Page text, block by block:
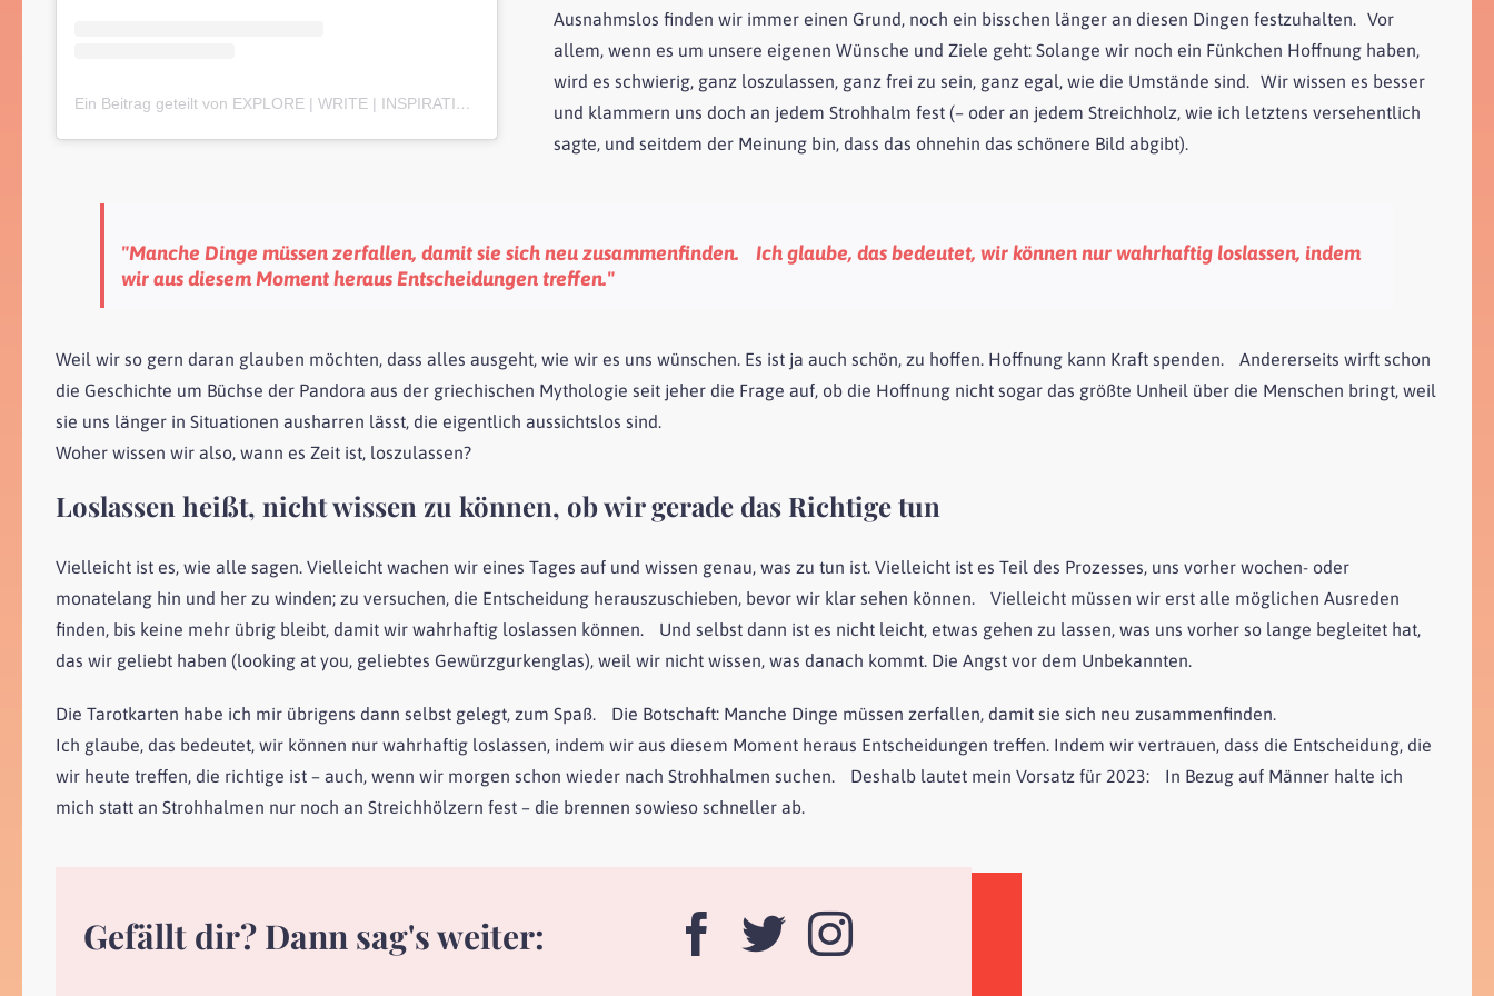
Ein Beitrag geteilt von EXPLORE | WRITE | INSPIRATION (@kimjzumdiek)
Ausnahmslos finden wir immer einen Grund, noch ein bisschen länger an diesen Dingen festzuhalten. Vor
allem, wenn es um unsere eigenen Wünsche und Ziele geht: Solange wir noch ein Fünkchen Hoffnung haben,
wird es schwierig, ganz loszulassen, ganz frei zu sein, ganz egal, wie die Umstände sind. Wir wissen es besser
und klammern uns doch an jedem Strohhalm fest (– oder an jedem Streichholz, wie ich letztens versehentlich
sagte, und seitdem der Meinung bin, dass das ohnehin das schönere Bild abgibt).
"Manche Dinge müssen zerfallen, damit sie sich neu zusammenfinden. Ich glaube, das bedeutet, wir können nur wahrhaftig loslassen, indem
wir aus diesem Moment heraus Entscheidungen treffen."
Weil wir so gern daran glauben möchten, dass alles ausgeht, wie wir es uns wünschen. Es ist ja auch schön, zu hoffen. Hoffnung kann Kraft spenden. Andererseits wirft schon
die Geschichte um Büchse der Pandora aus der griechischen Mythologie seit jeher die Frage auf, ob die Hoffnung nicht sogar das größte Unheil über die Menschen bringt, weil
sie uns länger in Situationen ausharren lässt, die eigentlich aussichtslos sind.
Woher wissen wir also, wann es Zeit ist, loszulassen?
Loslassen heißt, nicht wissen zu können, ob wir gerade das Richtige tun
Vielleicht ist es, wie alle sagen. Vielleicht wachen wir eines Tages auf und wissen genau, was zu tun ist. Vielleicht ist es Teil des Prozesses, uns vorher wochen- oder
monatelang hin und her zu winden; zu versuchen, die Entscheidung herauszuschieben, bevor wir klar sehen können. Vielleicht müssen wir erst alle möglichen Ausreden
finden, bis keine mehr übrig bleibt, damit wir wahrhaftig loslassen können. Und selbst dann ist es nicht leicht, etwas gehen zu lassen, was uns vorher so lange begleitet hat,
das wir geliebt haben (looking at you, geliebtes Gewürzgurkenglas), weil wir nicht wissen, was danach kommt. Die Angst vor dem Unbekannten.
Die Tarotkarten habe ich mir übrigens dann selbst gelegt, zum Spaß. Die Botschaft: Manche Dinge müssen zerfallen, damit sie sich neu zusammenfinden.
Ich glaube, das bedeutet, wir können nur wahrhaftig loslassen, indem wir aus diesem Moment heraus Entscheidungen treffen. Indem wir vertrauen, dass die Entscheidung, die
wir heute treffen, die richtige ist – auch, wenn wir morgen schon wieder nach Strohhalmen suchen. Deshalb lautet mein Vorsatz für 2023: In Bezug auf Männer halte ich
mich statt an Strohhalmen nur noch an Streichhölzern fest – die brennen sowieso schneller ab.
Gefällt dir? Dann sag's weiter: